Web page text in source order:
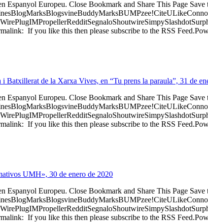
Espanyol Europeu. Close Bookmark and Share This Page
If you like this then please subscribe to the RSS
Batxillerat de la Xarxa Vives, en “Tu prens la paraula”, 31 de
Espanyol Europeu. Close Bookmark and Share This Page
If you like this then please subscribe to the RSS
UMH», 30 de enero de 2020
Espanyol Europeu. Close Bookmark and Share This Page
If you like this then please subscribe to the RSS